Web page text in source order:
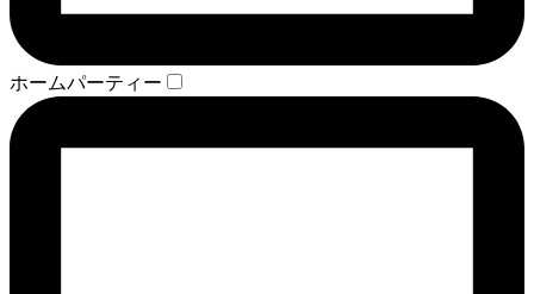
ホームパーティー